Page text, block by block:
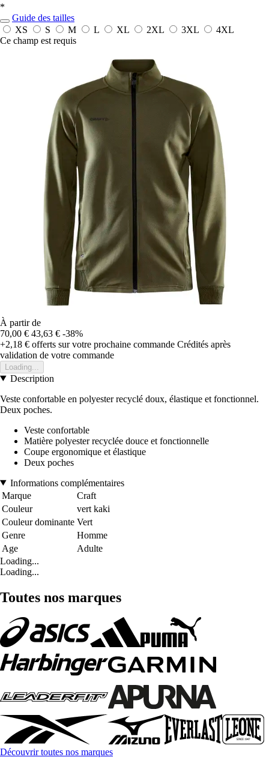
*
Guide des tailles
XS
S M L XL 2XL 3XL
4XL
Ce champ est requis
À partir de
70,00 € 43,63 € -38%
+2,18 € offerts sur votre prochaine commande Crédités après
validation de votre commande
Loading...
Description
Veste confortable en polyester recyclé doux, élastique et fonctionnel.
Deux poches.
Veste confortable
Matière polyester recyclée douce et fonctionnelle
Coupe ergonomique et élastique
Deux poches
Informations complémentaires
Marque
Craft
Couleur
vert kaki
Couleur dominante Vert
Genre
Homme
Age
Adulte
Loading...
Loading...
Toutes nos marques
Découvrir toutes nos marques